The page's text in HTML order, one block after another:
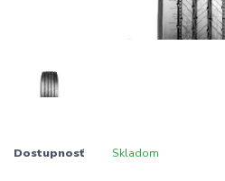
Dostupnosť Skladom